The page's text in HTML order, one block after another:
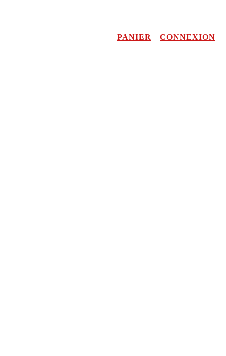
PANIER
CONNEXION